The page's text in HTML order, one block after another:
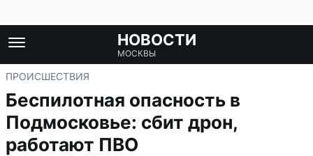
НОВОСТИ
МОСКВЫ
ПРОИСШЕСТВИЯ
Беспилотная опасность в
Подмосковье: сбит дрон,
работают ПВО